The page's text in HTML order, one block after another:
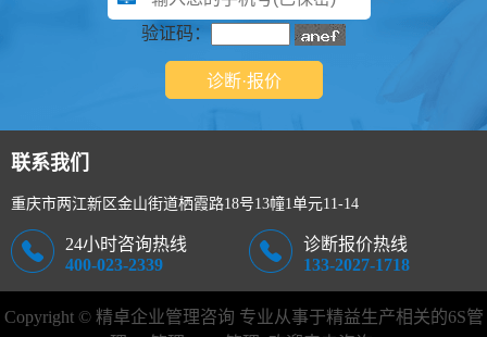
验证码：
联系我们
重庆市两江新区金山街道栖霞路18号13幢1单元11-14
24小时咨询热线
400-023-2339
诊断报价热线
133-2027-1718
Copyright © 精卓企业管理咨询 专业从事于精益生产相关的6S管